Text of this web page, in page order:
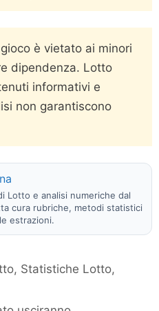
è vietato ai minori
dipendenza. Lotto
informativi e
non garantiscono
Lotto e analisi numeriche dal
cura rubriche, metodi statistici
estrazioni.
, Statistiche Lotto,